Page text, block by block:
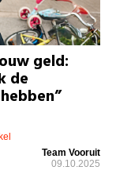
geld:
de
Team Vooruit
09.10.2025